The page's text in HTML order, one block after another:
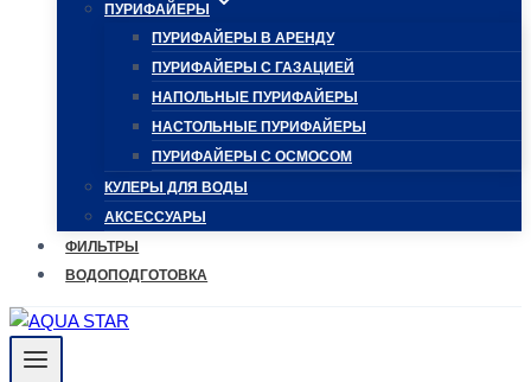
ПУРИФАЙЕРЫ
ПУРИФАЙЕРЫ В АРЕНДУ
ПУРИФАЙЕРЫ С ГАЗАЦИЕЙ
НАПОЛЬНЫЕ ПУРИФАЙЕРЫ
НАСТОЛЬНЫЕ ПУРИФАЙЕРЫ
ПУРИФАЙЕРЫ С ОСМОСОМ
КУЛЕРЫ ДЛЯ ВОДЫ
АКСЕССУАРЫ
ФИЛЬТРЫ
ВОДОПОДГОТОВКА